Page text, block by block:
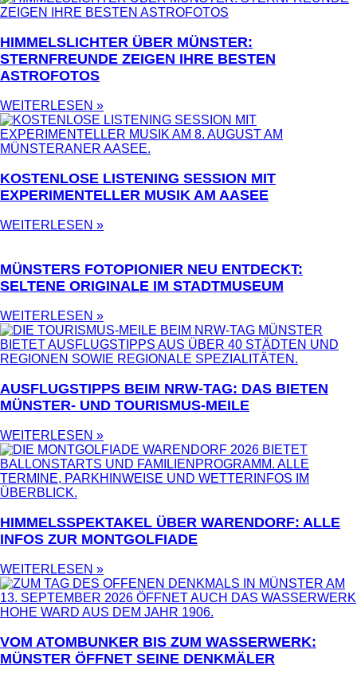
HIMMELSLICHTER ÜBER MÜNSTER:
STERNFREUNDE ZEIGEN IHRE BESTEN
ASTROFOTOS
WEITERLESEN »
KOSTENLOSE LISTENING SESSION MIT
EXPERIMENTELLER MUSIK AM AASEE
WEITERLESEN »
MÜNSTERS FOTOPIONIER NEU ENTDECKT:
SELTENE ORIGINALE IM STADTMUSEUM
WEITERLESEN »
AUSFLUGSTIPPS BEIM NRW-TAG: DAS BIETEN
MÜNSTER- UND TOURISMUS-MEILE
WEITERLESEN »
HIMMELSSPEKTAKEL ÜBER WARENDORF: ALLE
INFOS ZUR MONTGOLFIADE
WEITERLESEN »
VOM ATOMBUNKER BIS ZUM WASSERWERK:
MÜNSTER ÖFFNET SEINE DENKMÄLER